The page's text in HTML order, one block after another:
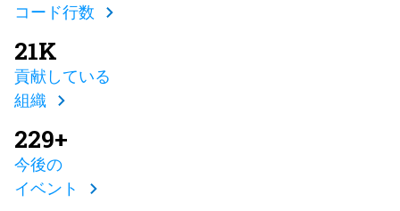
コード行数
21K
貢献している
組織
229+
今後の
イベント